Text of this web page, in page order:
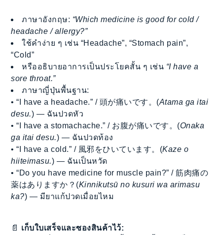
ภาษาอังกฤษ: “Which medicine is good for cold /
headache / allergy?”
ใช้คำง่าย ๆ เช่น “Headache”, “Stomach pain”,
“Cold”
หรืออธิบายอาการเป็นประโยคสั้น ๆ เช่น “I have a
sore throat.”
ภาษาญี่ปุ่นพื้นฐาน:
• “I have a headache.” / 頭が痛いです。(Atama ga itai
desu.) — ฉันปวดหัว
• “I have a stomachache.” / お腹が痛いです。(Onaka
ga itai desu.) — ฉันปวดท้อง
• “I have a cold.” / 風邪をひいています。(Kaze o
hiiteimasu.) — ฉันเป็นหวัด
• “Do you have medicine for muscle pain?” / 筋肉痛の
薬はありますか？(Kinnikutsū no kusuri wa arimasu
ka?) — มียาแก้ปวดเมื่อยไหม
📄 เก็บใบเสร็จและซองสินค้าไว้: